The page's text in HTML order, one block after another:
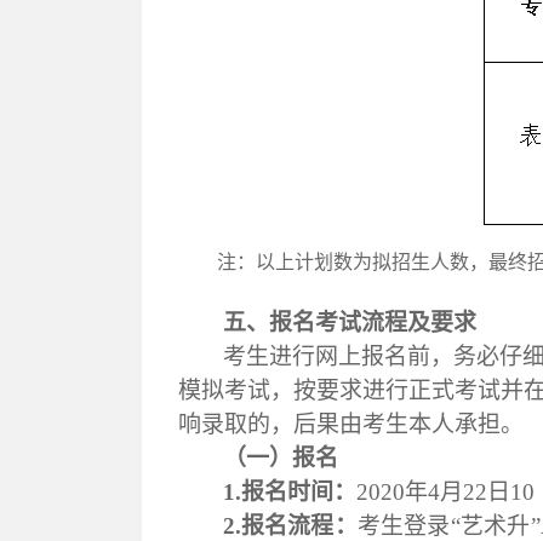
注： 以上计划数为拟招生人数， 最终
五、 报名考试流程及要求
考生进行网上报名前，务必仔
模拟考试， 按要求进行正式考试并
响录取的，后果由考生本人承担。
（一）报名
1.报名时间： 2020年4月22 日 10
2.报名流程： 考生登录“艺术升